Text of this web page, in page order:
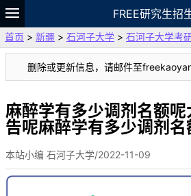
FREE研究生招
题库
故事 专题 APP
VIP
资料
首页 > 新疆 > 石河子大学 > 石河子大学考
删除或更新信息，请邮件至
麻醉学有多少调剂名额
告呢麻醉学有多少调剂名
本站小编 石河子大学/2022-11-09